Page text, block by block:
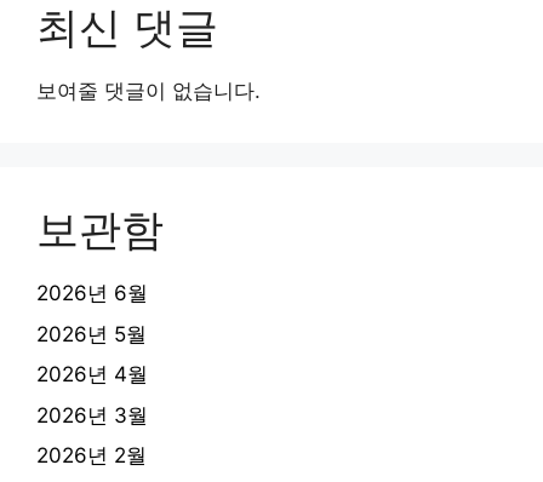
최신 댓글
보여줄 댓글이 없습니다.
보관함
2026년 6월
2026년 5월
2026년 4월
2026년 3월
2026년 2월